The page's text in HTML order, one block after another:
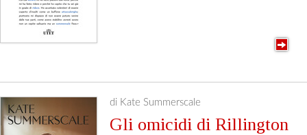
di Kate Summerscale
Gli omicidi di Rillington